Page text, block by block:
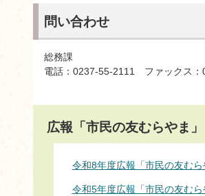
問い合わせ
総務課
電話：0237-55-2111 ファックス：
広報「市民の友むらやま」
令和8年度広報「市民の友むら
令和5年度広報「市民の友むら